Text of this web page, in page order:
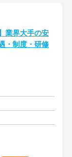
業界大手の安
・制度・研修